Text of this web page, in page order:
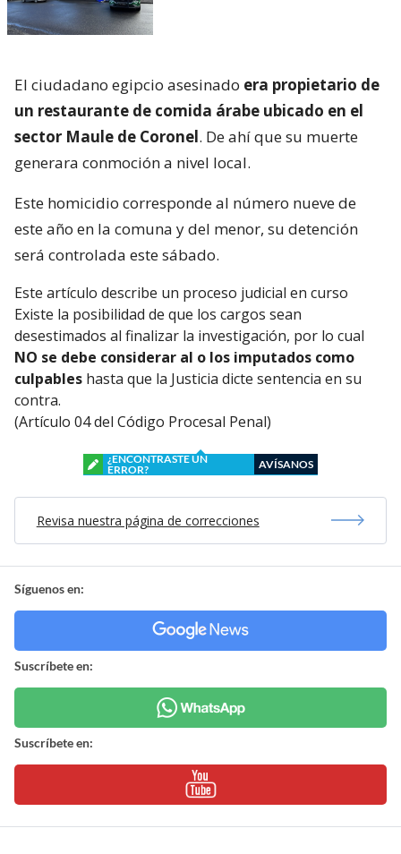
El ciudadano egipcio asesinado era propietario de
un restaurante de comida árabe ubicado en el
sector Maule de Coronel. De ahí que su muerte
generara conmoción a nivel local.
Este homicidio corresponde al número nueve de
este año en la comuna y del menor, su detención
será controlada este sábado.
Este artículo describe un proceso judicial en curso
Existe la posibilidad de que los cargos sean
desestimados al finalizar la investigación, por lo cual
NO se debe considerar al o los imputados como
culpables hasta que la Justicia dicte sentencia en su
contra.
(Artículo 04 del Código Procesal Penal)
¿ENCONTRASTE UN
ERROR?
AVÍSANOS
Revisa nuestra página de correcciones
Síguenos en:
Suscríbete en:
Suscríbete en: